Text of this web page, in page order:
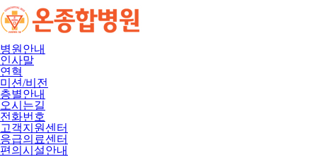
병원안내
인사말
연혁
미션/비전
층별안내
오시는길
전화번호
고객지원센터
응급의료센터
편의시설안내